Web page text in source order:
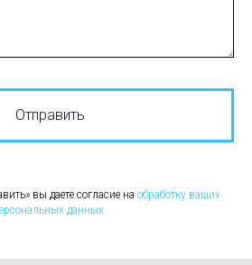
Отправить
вы даете согласие на обработку ваших
данных.